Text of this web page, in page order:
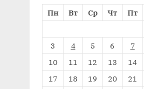
Пн
Вт Ср Чт Пт
3
4 5 6 7
10
11 12 13 14
17
18 19 20 21